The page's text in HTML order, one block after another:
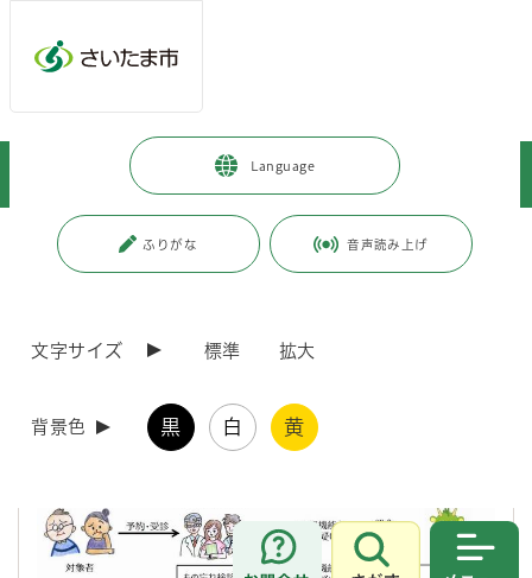
Language
ふりがな 音声読み上げ
文字サイズ 標準 拡大
背景色 黒 白 黄
お問合せ
さがす
健康・医療・福祉 > 福祉・介護 高齢の方
高齢者福祉サービス もの忘れ検診を受診しましょう
更新日付：2026年8月5日 / ページ番号：C048421
さいたま市では、認知症の早期発見、早期診断を推進し、認知症の重度
検診」を実施しています。